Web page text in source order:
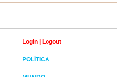
Login Logout
POLÍTICA